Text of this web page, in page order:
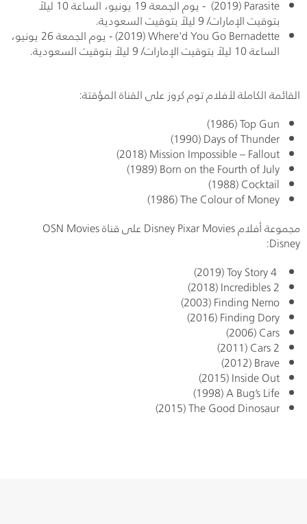
Parasite (2019) - يوم الجمعة 19 يونيو، الساعة 10 ليلاً
بتوقيت الإمارات/ 9 ليلاً بتوقيت السعودية.
Where'd You Go Bernadette (2019) - يوم الجمعة 26 يونيو،
الساعة 10 ليلاً بتوقيت الإمارات/ 9 ليلاً بتوقيت السعودية.
القائمة الكاملة لأفلام توم كروز على القناة المؤقتة:
Top Gun
(1986)
Days of Thunder
(1990)
Mission Impossible – Fallout
(2018)
Born on the Fourth of July
(1989)
Cocktail
(1988)
The Colour of Money
(1986)
مجموعة أفلام Disney Pixar Movies على قناة
OSN Movies
Disney
:
Toy Story 4
(2019)
Incredibles 2
(2018)
Finding Nemo
(2003)
Finding Dory
(2016)
Cars
(2006)
Cars 2
(2011)
Brave
(2012)
Inside Out
(2015)
A Bug’s Life
(1998)
The Good Dinosaur
(2015)